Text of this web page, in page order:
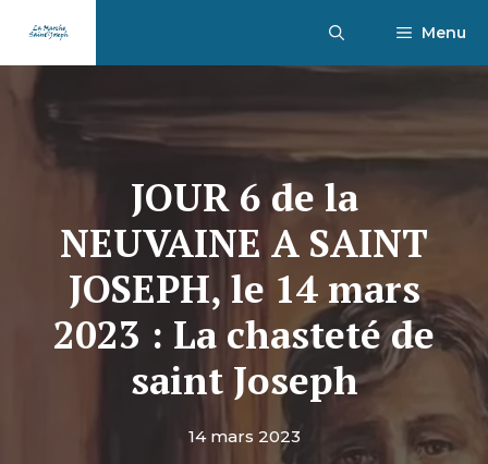
Menu
JOUR 6 de la
NEUVAINE A SAINT
JOSEPH, le 14 mars
2023 : La chasteté de
saint Joseph
14 mars 2023